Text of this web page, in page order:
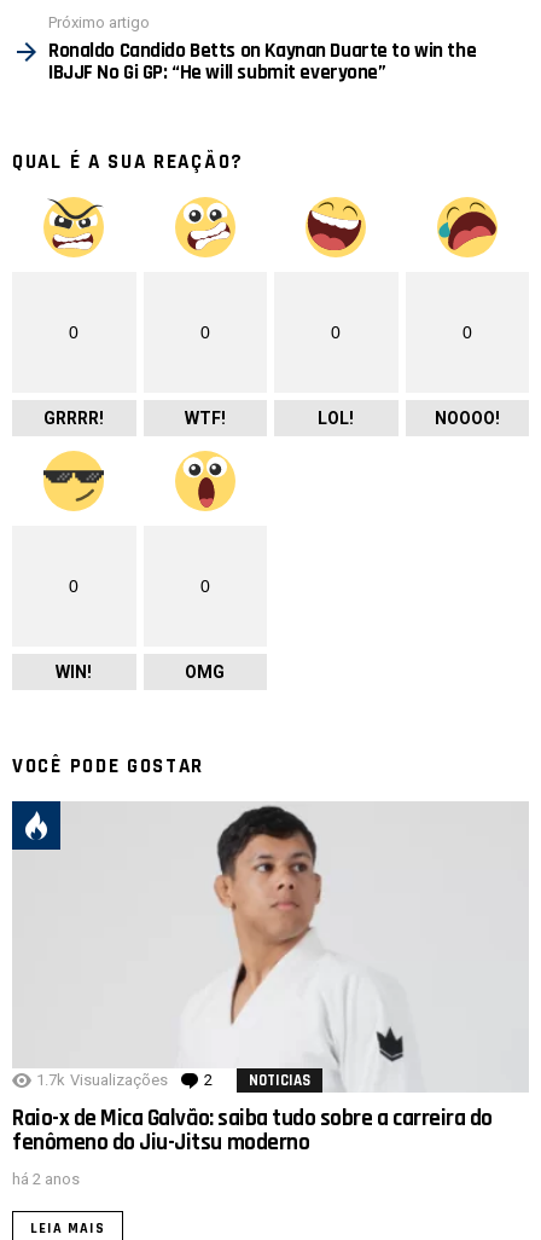
Próximo artigo
Ronaldo Candido Betts on Kaynan Duarte to win the
IBJJF No Gi GP: “He will submit everyone”
QUAL É A SUA REAÇÃO?
0
GRRRR!
0
WTF!
0
LOL!
0
NOOOO!
0
WIN!
0
OMG
VOCÊ PODE GOSTAR
1.7k Visualizações 2 Comentários
NOTICIAS
Raio-x de Mica Galvão: saiba tudo sobre a carreira do
fenômeno do Jiu-Jitsu moderno
há 2 anos
LEIA MAIS